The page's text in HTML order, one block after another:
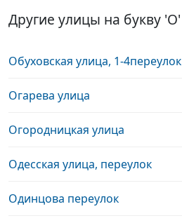
Другие улицы на букву 'О'
Обуховская улица, 1-4переулок
Огарева улица
Огородницкая улица
Одесская улица, переулок
Одинцова переулок